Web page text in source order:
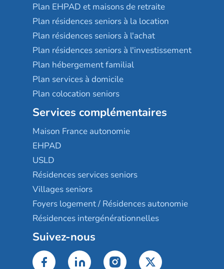
Plan EHPAD et maisons de retraite
Plan résidences seniors à la location
Plan résidences seniors à l'achat
Plan résidences seniors à l'investissement
Plan hébergement familial
Plan services à domicile
Plan colocation seniors
Services complémentaires
Maison France autonomie
EHPAD
USLD
Résidences services seniors
Villages seniors
Foyers logement / Résidences autonomie
Résidences intergénérationnelles
Suivez-nous